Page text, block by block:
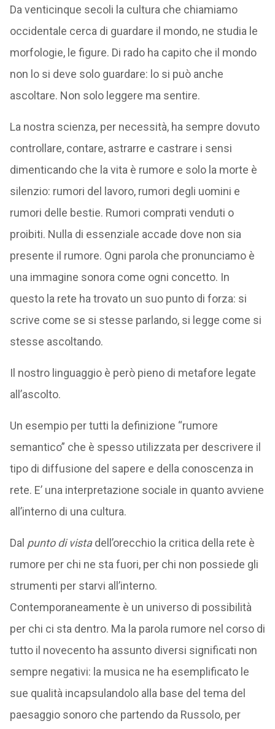
Da venticinque secoli la cultura che chiamiamo
occidentale cerca di guardare il mondo, ne studia le
morfologie, le figure. Di rado ha capito che il mondo
non lo si deve solo guardare: lo si può anche
ascoltare. Non solo leggere ma sentire.
La nostra scienza, per necessità, ha sempre dovuto
controllare, contare, astrarre e castrare i sensi
dimenticando che la vita è rumore e solo la morte è
silenzio: rumori del lavoro, rumori degli uomini e
rumori delle bestie. Rumori comprati venduti o
proibiti. Nulla di essenziale accade dove non sia
presente il rumore. Ogni parola che pronunciamo è
una immagine sonora come ogni concetto. In
questo la rete ha trovato un suo punto di forza: si
scrive come se si stesse parlando, si legge come si
stesse ascoltando.
Il nostro linguaggio è però pieno di metafore legate
all’ascolto.
Un esempio per tutti la definizione “rumore
semantico” che è spesso utilizzata per descrivere il
tipo di diffusione del sapere e della conoscenza in
rete. E’ una interpretazione sociale in quanto avviene
all’interno di una cultura.
Dal punto di vistadell’orecchio la critica della rete è
rumore per chi ne sta fuori, per chi non possiede gli
strumenti per starvi all’interno.
Contemporaneamente è un universo di possibilità
per chi ci sta dentro. Ma la parola rumore nel corso di
tutto il novecento ha assunto diversi significati non
sempre negativi: la musica ne ha esemplificato le
sue qualità incapsulandolo alla base del tema del
paesaggio sonoro che partendo da Russolo, per